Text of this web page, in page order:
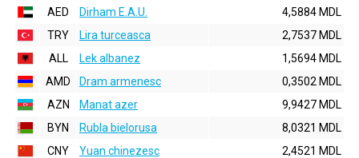
AED
Dirham E.A.U.
4,5884 MDL
TRY
Lira turceasca
2,7537 MDL
ALL
Lek albanez
1,5694 MDL
AMD
Dram armenesc
0,3502 MDL
AZN
Manat azer
9,9427 MDL
BYN
Rubla bielorusa
8,0321 MDL
CNY
Yuan chinezesc
2,4521 MDL